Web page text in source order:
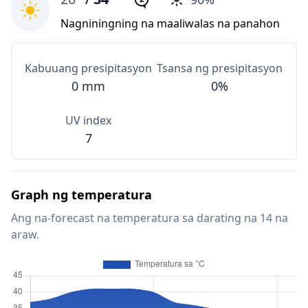
Nagniningning na maaliwalas na panahon
Kabuuang presipitasyon
0 mm
Tsansa ng presipitasyon
0%
UV index
7
Graph ng temperatura
Ang na-forecast na temperatura sa darating na 14 na
araw.